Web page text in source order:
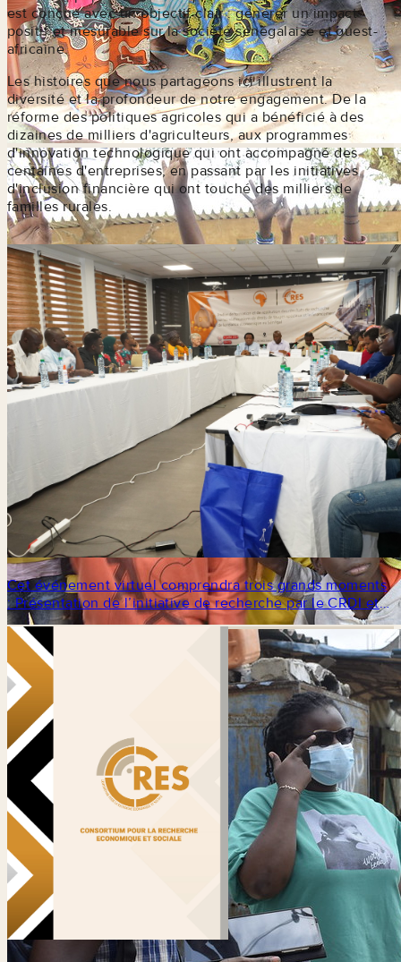
est conçue avec un objectif clair : générer un impact
positif et mesurable sur la société sénégalaise et ouest-
africaine.
Les histoires que nous partageons ici illustrent la
diversité et la profondeur de notre engagement. De la
réforme des politiques agricoles qui a bénéficié à des
dizaines de milliers d'agriculteurs, aux programmes
d'innovation technologique qui ont accompagné des
centaines d'entreprises, en passant par les initiatives
d'inclusion financière qui ont touché des milliers de
familles rurales.
Cet événement virtuel comprendra trois grands moments
: Présentation de l’initiative de recherche par le CRDI et
intervention du CRES sur l’importa...